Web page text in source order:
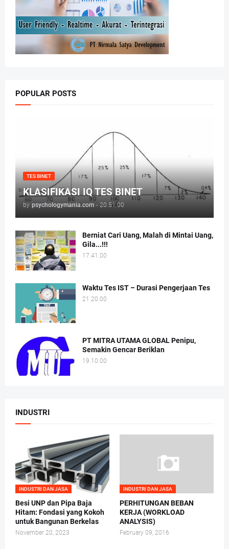
POPULAR POSTS
TES BINET
KLASIFIKASI IQ TES BINET
by psychologymania.com - 20.51.00
Berniat Cari Uang, Malah di Mintai Uang,
Gila...!!!
17.41.00
Waktu Tes IST – Durasi Pengerjaan Tes
21.20.00
PT MITRA UTAMA GLOBAL Penipu,
Semakin Gencar Beriklan
19.10.00
INDUSTRI
INDUSTRI DAN JASA
Besi UNP dan Pipa Baja
Hitam: Fondasi yang Kokoh
untuk Bangunan Berkelas
November 20, 2023
INDUSTRI DAN JASA
PERHITUNGAN BEBAN
KERJA (WORKLOAD
ANALYSIS)
February 09, 2016